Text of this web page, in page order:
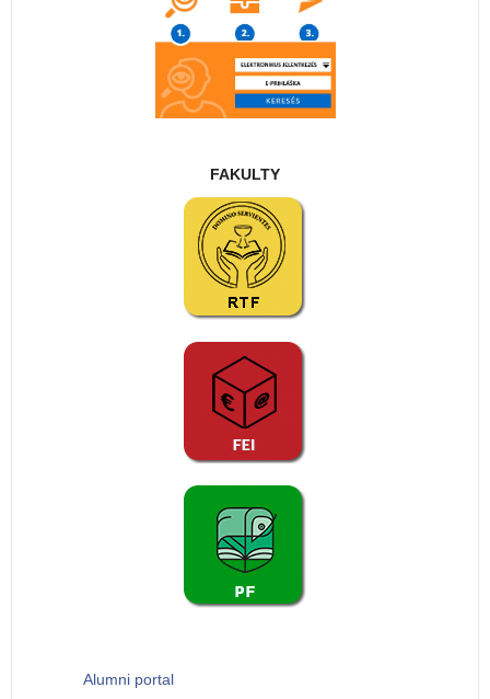
FAKULTY
Alumni portal